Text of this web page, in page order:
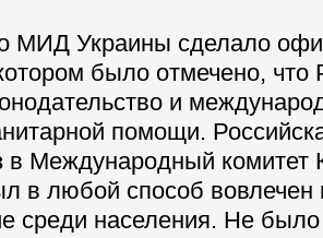
МИД Украины сделало
было отмечено, что
и
помощи.
в Международный комитет
в любой способ вовлечен
среди населения. Не